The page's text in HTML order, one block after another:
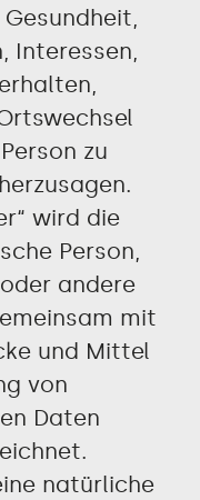
Interessen,
zu
wird die
Person,
andere
mit
und Mittel
von
Daten
natürliche